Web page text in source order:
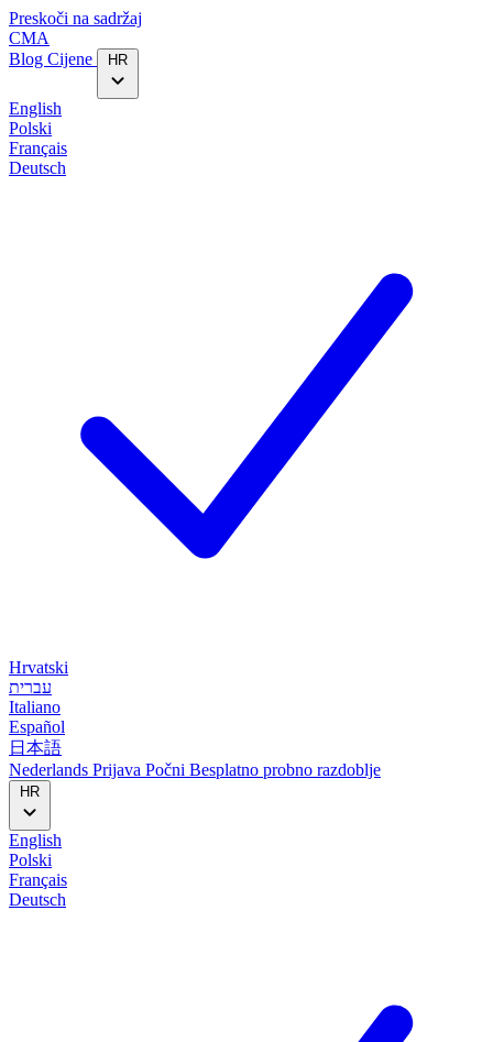
Preskoči na sadržaj
CMA
Blog‎ Cijene HR
English
Polski
Français
Deutsch
Hrvatski
עברית
Italiano
Español
日本語
Nederlands Prijava Počni Besplatno probno razdoblje
HR
English
Polski
Français
Deutsch